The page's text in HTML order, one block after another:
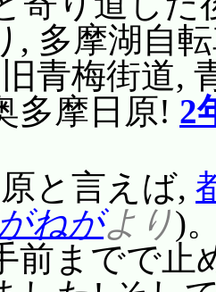
ル前じゃ
やしたり
唯……「あ
汁粉のお餅
はお餅が
に餅にそん
き摺られ
, 多摩湖自
青梅街道,
多摩日原! 2
と言えば,
ねがより)
前までで